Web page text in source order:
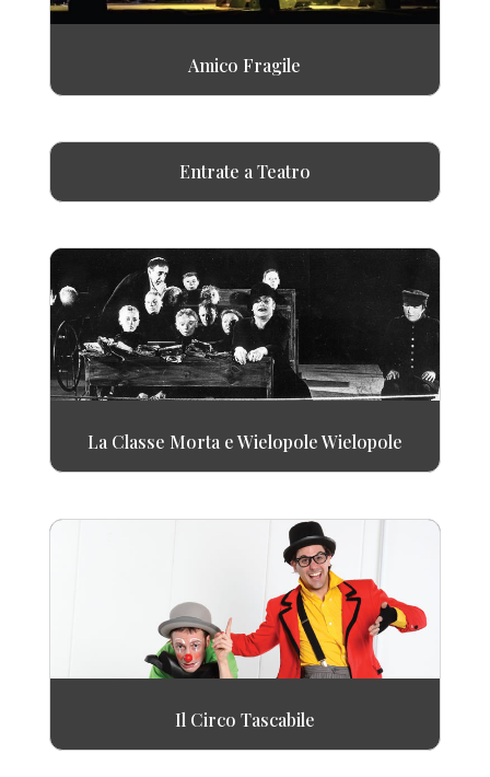
Amico Fragile
Entrate a Teatro
La Classe Morta e Wielopole Wielopole
Il Circo Tascabile